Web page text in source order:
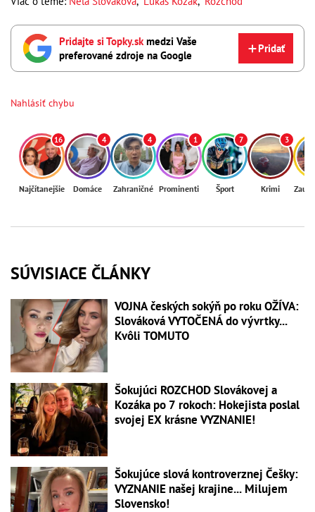
Pridajte si Topky.sk medzi Vaše
preferované zdroje na Google
Pridať
Nahlásiť chybu
16
Najčítanejšie
4
Domáce
4
Zahraničné
1
Prominenti
7
Šport
3
Krimi
SÚVISIACE ČLÁNKY
VOJNA českých sokýň po roku OŽÍVA:
Slováková VYTOČENÁ do vývrtky...
Kvôli TOMUTO
Šokujúci ROZCHOD Slovákovej a
Kozáka po 7 rokoch: Hokejista poslal
svojej EX krásne VYZNANIE!
Šokujúce slová kontroverznej Češky:
VYZNANIE našej krajine... Milujem
Slovensko!